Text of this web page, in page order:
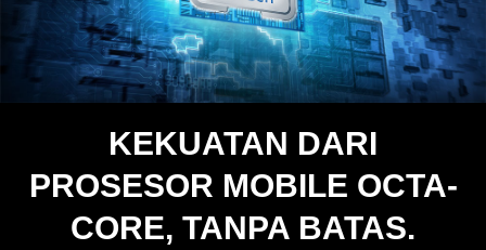
KEKUATAN DARI
PROSESOR MOBILE OCTA-
CORE, TANPA BATAS.